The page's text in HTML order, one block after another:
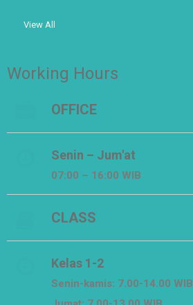
View All
Working Hours
OFFICE
Senin – Jum'at
07:00 – 16:00 WIB
CLASS
Kelas 1-2
Senin-kamis: 7.00-14.00 WIB